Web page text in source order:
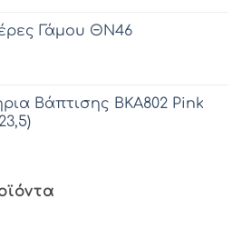
Γάμου ΘΝ46
Βάπτισης ΒΚΑ802 Pink